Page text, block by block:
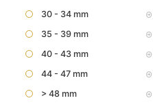
30 - 34 mm
35 - 39 mm
40 - 43 mm
44 - 47 mm
> 48 mm